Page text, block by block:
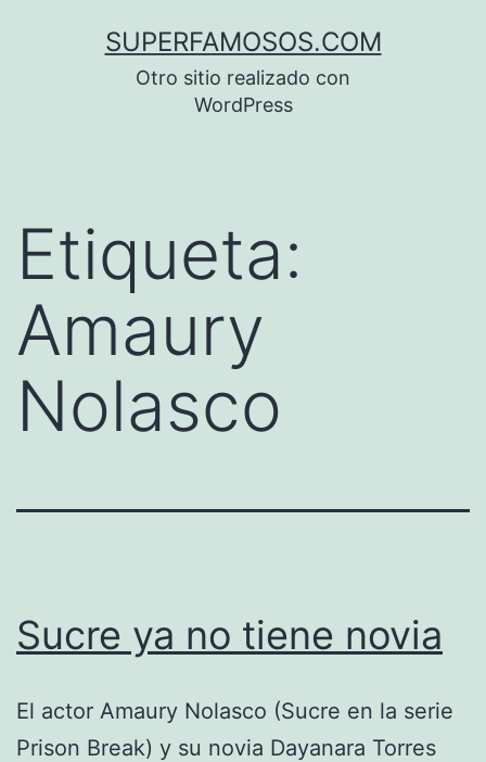
SUPERFAMOSOS.COM
Otro sitio realizado con
WordPress
Etiqueta:
Amaury
Nolasco
Sucre ya no tiene novia
El actor Amaury Nolasco (Sucre en la serie
Prison Break) y su novia Dayanara Torres